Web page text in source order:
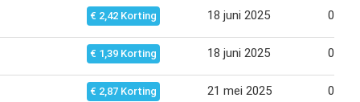
€ 2,42 Korting 18 juni 2025 01
€ 1,39 Korting 18 juni 2025 01
€ 2,87 Korting 21 mei 2025 03